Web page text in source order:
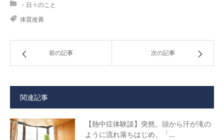
・日々のこと
体質改善
前の記事 次の記事
関連記事
【熱中症体験談】突然、頭から汗が滝の
ように流れ落ちはじめ、「…